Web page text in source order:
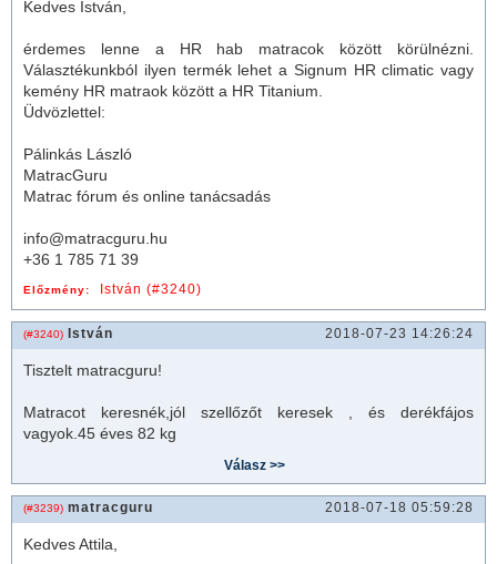
Kedves István,
érdemes lenne a HR hab matracok között körülnézni.
Választékunkból ilyen termék lehet a Signum HR climatic vagy
kemény HR matraok között a HR Titanium.
Üdvözlettel:
Pálinkás László
MatracGuru
Matrac fórum és online tanácsadás
info@matracguru.hu
+36 1 785 71 39
Előzmény: István (#3240)
(#3240) István 2018-07-23 14:26:24
Tisztelt matracguru!
Matracot keresnék,jól szellőzőt keresek , és derékfájos
vagyok.45 éves 82 kg
(#3239) matracguru 2018-07-18 05:59:28
Kedves Attila,